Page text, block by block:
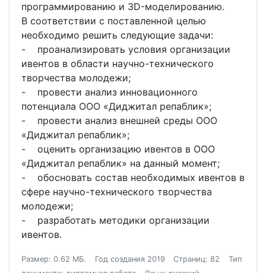
программированию и 3D-моделированию.
В соответствии с поставленной целью
необходимо решить следующие задачи:
- проанализировать условия организации
ивентов в области научно-технического
творчества молодежи;
- провести анализ инновационного
потенциала ООО «Диджитал репаблик»;
- провести анализ внешней среды ООО
«Диджитал репаблик»;
- оценить организацию ивентов в ООО
«Диджитал репаблик» на данный момент;
- обосновать состав необходимых ивентов в
сфере научно-технического творчества
молодежи;
- разработать методики организации
ивентов.
Размер: 0.62 МБ. Год создания 2019 Страниц: 82
Тип